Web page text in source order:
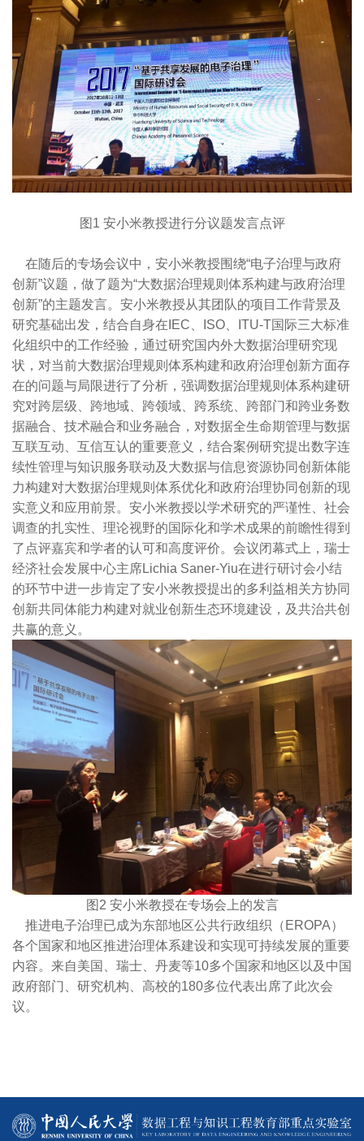
图1 安小米教授进行分议题发言点评
在随后的专场会议中，安小米教授围绕“电子治理与政府
创新”议题，做了题为“大数据治理规则体系构建与政府治理
创新”的主题发言。安小米教授从其团队的项目工作背景及
研究基础出发，结合自身在IEC、ISO、ITU-T国际三大标准
化组织中的工作经验，通过研究国内外大数据治理研究现
状，对当前大数据治理规则体系构建和政府治理创新方面存
在的问题与局限进行了分析，强调数据治理规则体系构建研
究对跨层级、跨地域、跨领域、跨系统、跨部门和跨业务数
据融合、技术融合和业务融合，对数据全生命期管理与数据
互联互动、互信互认的重要意义，结合案例研究提出数字连
续性管理与知识服务联动及大数据与信息资源协同创新体能
力构建对大数据治理规则体系优化和政府治理协同创新的现
实意义和应用前景。安小米教授以学术研究的严谨性、社会
调查的扎实性、理论视野的国际化和学术成果的前瞻性得到
了点评嘉宾和学者的认可和高度评价。会议闭幕式上，瑞士
经济社会发展中心主席Lichia Saner-Yiu在进行研讨会小结
的环节中进一步肯定了安小米教授提出的多利益相关方协同
创新共同体能力构建对就业创新生态环境建设，及共治共创
共赢的意义。
图2 安小米教授在专场会上的发言
推进电子治理已成为东部地区公共行政组织（EROPA）
各个国家和地区推进治理体系建设和实现可持续发展的重要
内容。来自美国、瑞士、丹麦等10多个国家和地区以及中国
政府部门、研究机构、高校的180多位代表出席了此次会
议。